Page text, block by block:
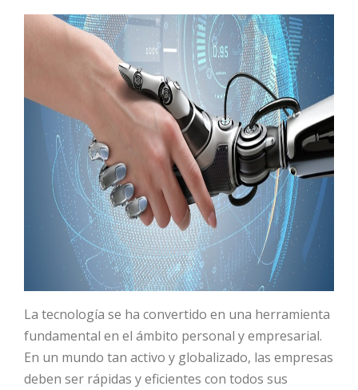
HOT
La tecnología se ha convertido en una herramienta
fundamental en el ámbito personal y empresarial.
En un mundo tan activo y globalizado, las empresas
deben ser rápidas y eficientes con todos sus